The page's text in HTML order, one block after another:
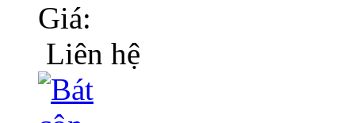
Giá:
Liên hệ